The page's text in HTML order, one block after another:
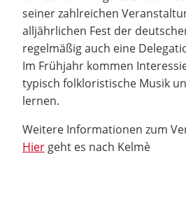
seiner zahlreichen
alljährlichen Fest der
regelmäßig auch eine
Im Frühjahr kommen
typisch folkloristische Musik
lernen.
Weitere Informationen zum
Hier geht es nach Kelmè